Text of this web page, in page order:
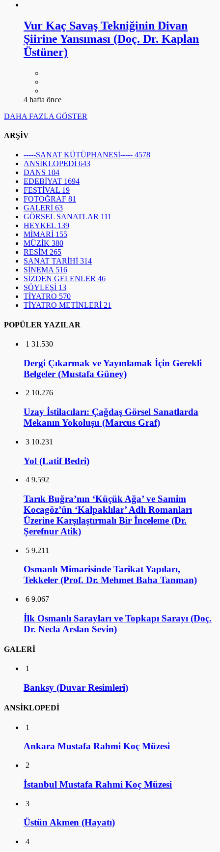
Vur Kaç Savaş Tekniğinin Divan
Şiirine Yansıması (Doç. Dr. Kaplan
Üstüner)
4 hafta önce
DAHA FAZLA GÖSTER
ARŞİV
-----SANAT KÜTÜPHANESİ----- 4578
ANSİKLOPEDİ 643
DANS 104
EDEBİYAT 1694
FESTİVAL 19
FOTOĞRAF 81
GALERİ 63
GÖRSEL SANATLAR 111
HEYKEL 139
MİMARİ 155
MÜZİK 380
RESİM 265
SANAT TARİHİ 314
SİNEMA 516
SİZDEN GELENLER 46
SÖYLEŞİ 13
TİYATRO 570
TİYATRO METİNLERİ 21
POPÜLER YAZILAR
1 31.530
Dergi Çıkarmak ve Yayınlamak İçin Gerekli
Belgeler (Mustafa Güney)
2 10.276
Uzay İstilacıları: Çağdaş Görsel Sanatlarda
Mekanın Yokoluşu (Marcus Graf)
3 10.231
Yol (Latif Bedri)
4 9.592
Tarık Buğra’nın ‘Küçük Ağa’ ve Samim
Kocagöz’ün ‘Kalpaklılar’ Adlı Romanları
Üzerine Karşılaştırmalı Bir İnceleme (Dr.
Şerefnur Atik)
5 9.211
Osmanlı Mimarisinde Tarikat Yapıları,
Tekkeler (Prof. Dr. Mehmet Baha Tanman)
6 9.067
İlk Osmanlı Sarayları ve Topkapı Sarayı (Doç.
Dr. Necla Arslan Sevin)
GALERİ
1
Banksy (Duvar Resimleri)
ANSİKLOPEDİ
1
Ankara Mustafa Rahmi Koç Müzesi
2
İstanbul Mustafa Rahmi Koç Müzesi
3
Üstün Akmen (Hayatı)
4